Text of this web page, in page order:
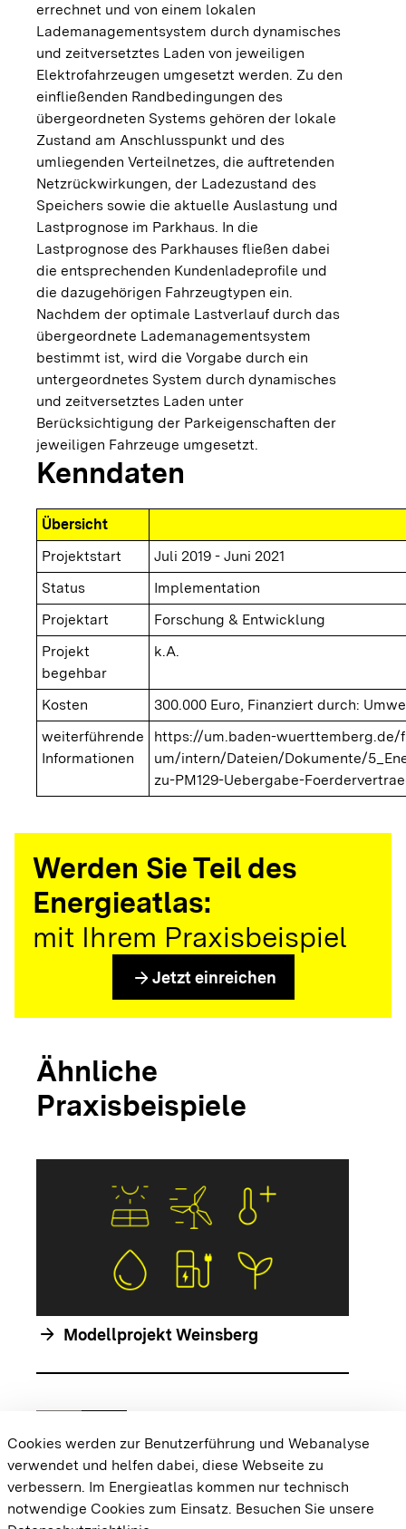
errechnet und von einem lokalen
Lademanagementsystem durch dynamisches
und zeitversetztes Laden von jeweiligen
Elektrofahrzeugen umgesetzt werden. Zu den
einfließenden Randbedingungen des
übergeordneten Systems gehören der lokale
Zustand am Anschlusspunkt und des
umliegenden Verteilnetzes, die auftretenden
Netzrückwirkungen, der Ladezustand des
Speichers sowie die aktuelle Auslastung und
Lastprognose im Parkhaus. In die
Lastprognose des Parkhauses fließen dabei
die entsprechenden Kundenladeprofile und
die dazugehörigen Fahrzeugtypen ein.
Nachdem der optimale Lastverlauf durch das
übergeordnete Lademanagementsystem
bestimmt ist, wird die Vorgabe durch ein
untergeordnetes System durch dynamisches
und zeitversetztes Laden unter
Berücksichtigung der Parkeigenschaften der
jeweiligen Fahrzeuge umgesetzt.
Kenndaten
Übersicht
Projektstart
Juli 2019 - Juni 2021
Status
Implementation
Projektart
Forschung & Entwicklung
Projekt
begehbar
k.A.
Kosten
300.000 Euro, Finanziert durch:
weiterführende
Informationen
https://um.baden-
um/intern/Dateien/Dokumente/
zu-PM129-Uebergabe-
Werden Sie Teil des
Energieatlas:
mit Ihrem Praxisbeispiel
arrow_forward Jetzt einreichen
Ähnliche
Praxisbeispiele
arrow_forward Modellprojekt Weinsberg
Zur vorhergehenden Folie springen
chevron_rightZur nächsten Folie springen
{{#displayPraxisbeispielMap}} {{{body}}}
{{/displayPraxisbeispielMap}}
Cookies werden zur Benutzerführung und Webanalyse
verwendet und helfen dabei, diese Webseite zu
verbessern. Im Energieatlas kommen nur technisch
notwendige Cookies zum Einsatz. Besuchen Sie unsere